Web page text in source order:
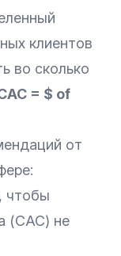
клиентов
во сколько
= $ of
от
чтобы
(CAC) не